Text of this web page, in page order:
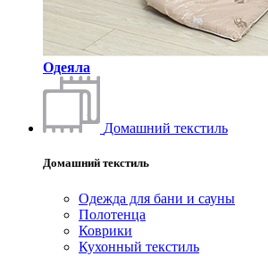
Одеяла
Домашний текстиль
Домашний текстиль
Одежда для бани и сауны
Полотенца
Коврики
Кухонный текстиль